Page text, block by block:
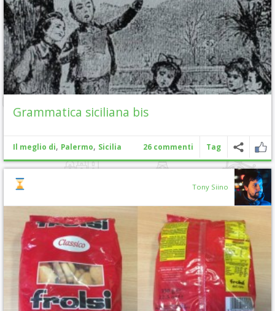
Grammatica siciliana bis
Il meglio di, Palermo, Sicilia 26 commenti Tag
Tony Siino